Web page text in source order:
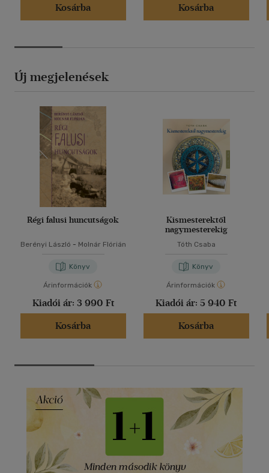
Kosárba
Kosárba
Új megjelenések
Régi falusi huncutságok
Berényi László - Molnár Flórián
Könyv
Árinformációk
Kiadói ár: 3 990 Ft
Kosárba
Kismesterektől
nagymesterekig
Tóth Csaba
Könyv
Árinformációk
Kiadói ár: 5 940 Ft
Kosárba